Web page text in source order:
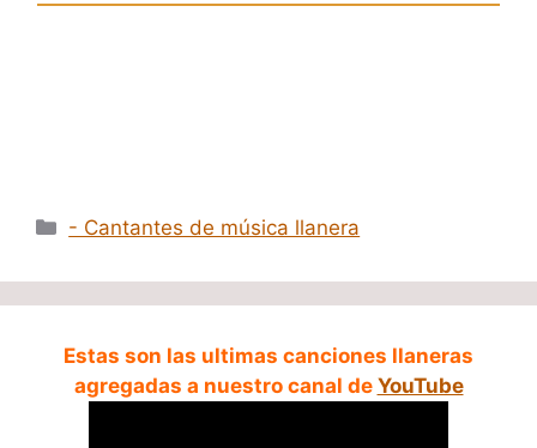
Categorías
- Cantantes de música llanera
Estas son las ultimas canciones llaneras
agregadas a nuestro canal de YouTube